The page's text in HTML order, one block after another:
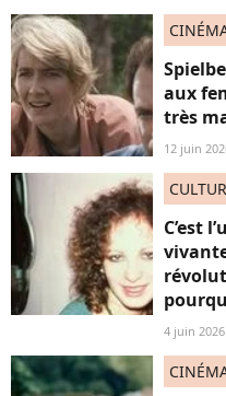
aux
très
12 juin
C’est
4 juin 2026